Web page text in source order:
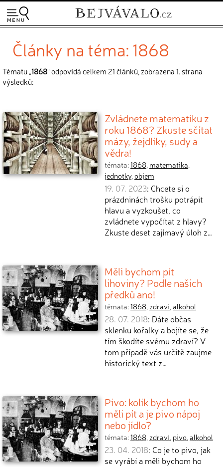
Články na téma: 1868
Tématu „1868“ odpovídá celkem 21 článků, zobrazena 1. strana
výsledků:
Zvládnete matematiku z
roku 1868? Zkuste sčítat
mázy, žejdlíky, sudy a
vědra!
témata:1868, matematika,
jednotky,objem
19. 07. 2023: Chcete si o
prázdninách trošku potrápit
hlavu a vyzkoušet, co
zvládnete vypočítat z hlavy?
Zkuste deset zajímavý úloh z…
Měli bychom pít
lihoviny? Podle našich
předků ano!
témata:1868, zdraví,alkohol
28. 07. 2018: Dáte občas
sklenku kořalky a bojíte se, že
tím škodíte svému zdraví? V
tom případě vás určitě zaujme
historický text z…
Pivo: kolik bychom ho
měli pít a je pivo nápoj
nebo jídlo?
témata:1868, zdraví, pivo,alkohol
23. 04. 2018: Co je to pivo, jak
se vyrábí a měli bychom ho